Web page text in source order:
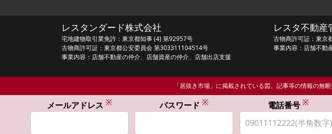
レスタンダード株式会社
宅地建物取引業免許：東京都知事 (4) 第92957号
古物商許可証：東京都公安委員会 第303311104514号
事業内容：店舗不動産の仲介、店舗資産の仲介、店舗出店支援
レスタ不動産
古物商許可証：東京
事業内容：店舗不動
「居抜き市場」に掲載されている図、記事等の情報の無
メールアドレス ※ パスワード ※ 電話番号 ※